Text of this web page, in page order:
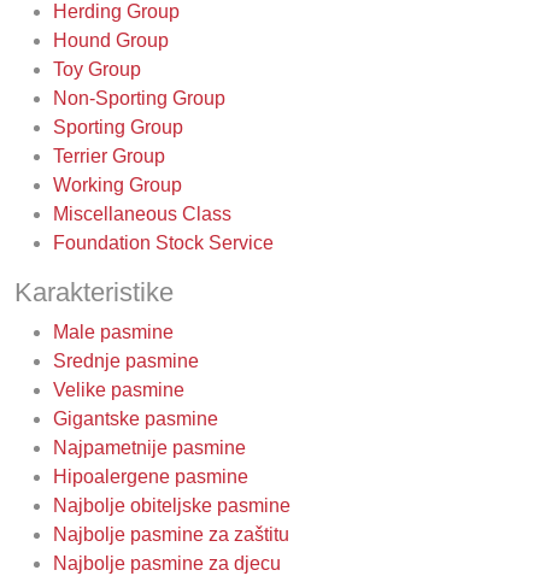
Herding Group
Hound Group
Toy Group
Non-Sporting Group
Sporting Group
Terrier Group
Working Group
Miscellaneous Class
Foundation Stock Service
Karakteristike
Male pasmine
Srednje pasmine
Velike pasmine
Gigantske pasmine
Najpametnije pasmine
Hipoalergene pasmine
Najbolje obiteljske pasmine
Najbolje pasmine za zaštitu
Najbolje pasmine za djecu